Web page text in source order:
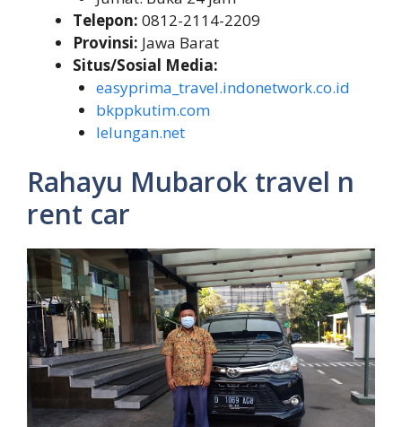
Telepon: 0812-2114-2209
Provinsi: Jawa Barat
Situs/Sosial Media:
easyprima_travel.indonetwork.co.id
bkppkutim.com
lelungan.net
Rahayu Mubarok travel n
rent car